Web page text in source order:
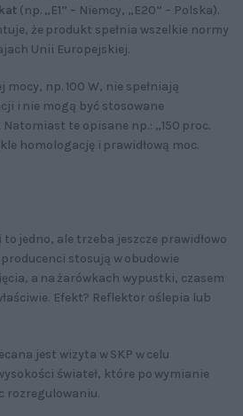
(np. „E1” – Niemcy, „E20” – Polska).
że produkt spełnia wszelkie normy
Unii Europejskiej.
mocy, np. 100 W, nie spełniają
i nie mogą być stosowane
te opisane np.: „150 proc.
homologację i prawidłową moc.
jedno, ale trzeba jeszcze prawidłowo
stosują w obudowie
a na żarówkach wypustki, czasem
Efekt? Reflektor oślepia lub
jest wizyta w SKP w celu
świateł, które po wymianie
rozregulowaniu.